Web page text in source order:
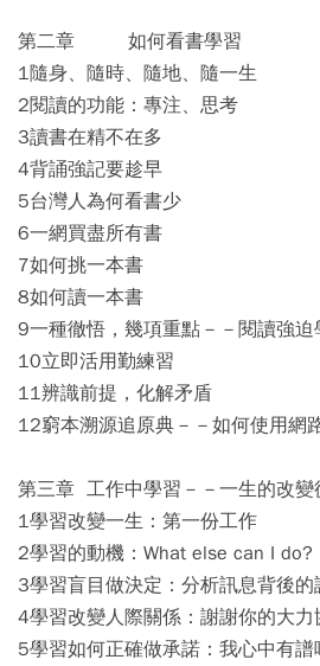
第二章 如何看書學習
1隨身、隨時、隨地、隨一生
2閱讀的功能：專注、思考
3讀書在精不在多
4背誦強記要趁早
5台灣人為何看書少
6一網買盡所有書
7如何挑一本書
8如何讀一本書
9一種徹悟，幾項重點－－閱讀強迫
10立即活用勤練習
11辨識前提，化解矛盾
12窮本溯源追原典－－如何使用網
第三章 工作中學習－－一生的改變
1學習改變一生：第一份工作
2學習的動機：What else can I do?
3學習盲目做決定：分析訊息背後的
4學習改變人際關係：謝謝你的大力
5學習如何正確做承諾：我心中有譜